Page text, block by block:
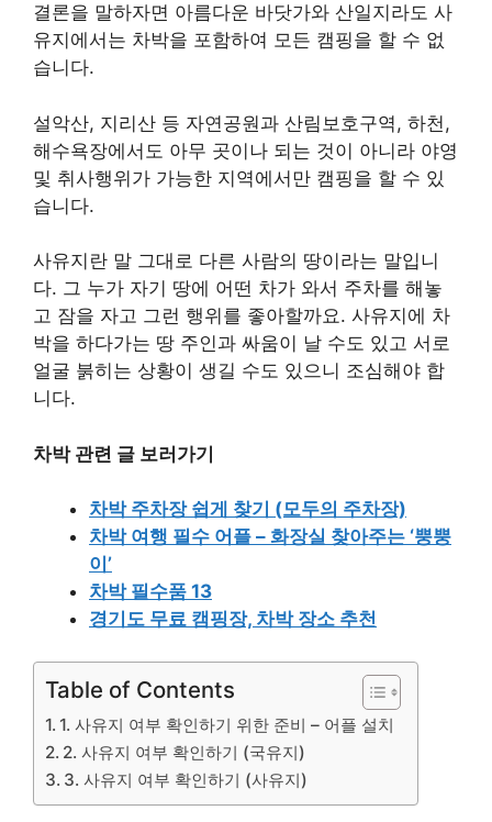
결론을 말하자면 아름다운 바닷가와 산일지라도 사
유지에서는 차박을 포함하여 모든 캠핑을 할 수 없
습니다.
설악산, 지리산 등 자연공원과 산림보호구역, 하천,
해수욕장에서도 아무 곳이나 되는 것이 아니라 야영
및 취사행위가 가능한 지역에서만 캠핑을 할 수 있
습니다.
사유지란 말 그대로 다른 사람의 땅이라는 말입니
다. 그 누가 자기 땅에 어떤 차가 와서 주차를 해놓
고 잠을 자고 그런 행위를 좋아할까요. 사유지에 차
박을 하다가는 땅 주인과 싸움이 날 수도 있고 서로
얼굴 붉히는 상황이 생길 수도 있으니 조심해야 합
니다.
차박 관련 글 보러가기
차박 주차장 쉽게 찾기 (모두의 주차장)
차박 여행 필수 어플 – 화장실 찾아주는 ‘뿡뿡
이’
차박 필수품 13
경기도 무료 캠핑장, 차박 장소 추천
Table of Contents
1. 사유지 여부 확인하기 위한 준비 – 어플 설치
2. 사유지 여부 확인하기 (국유지)
3. 사유지 여부 확인하기 (사유지)